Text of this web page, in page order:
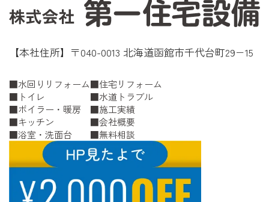
【本社住所】〒040-0013 北海道函館市千代台町29−15
水回りリフォーム
トイレ
ボイラー・暖房
キッチン
浴室・洗面台
住宅リフォーム
水道トラブル
施工実績
会社概要
無料相談